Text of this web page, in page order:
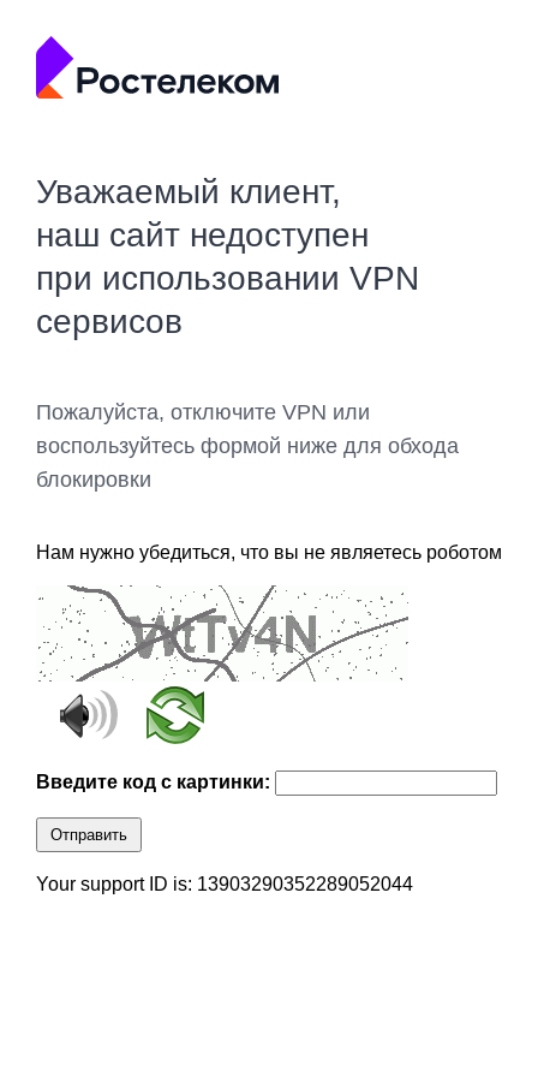
Уважаемый клиент,
наш сайт недоступен
при использовании VPN
сервисов
Пожалуйста, отключите VPN или
воспользуйтесь формой ниже для обхода
блокировки
Нам нужно убедиться, что вы не являетесь роботом
Введите код с картинки:
Отправить
Your support ID is: 13903290352289052044